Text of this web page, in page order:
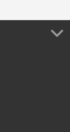
y Silves